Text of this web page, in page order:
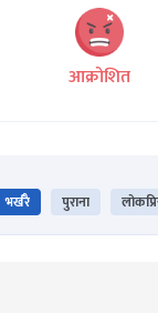
आक्रोशित
भर्खरै पुराना